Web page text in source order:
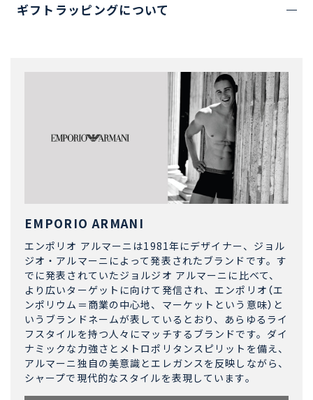
ギフトラッピングについて
EMPORIO ARMANI
エンポリオ アルマーニは1981年にデザイナー、ジョル
ジオ・アルマーニによって発表されたブランドです。す
でに発表されていたジョルジオ アルマーニに比べて、
より広いターゲットに向けて発信され、エンポリオ（エ
ンポリウム＝商業の中心地、マーケットという意味）と
いうブランドネームが表しているとおり、あらゆるライ
フスタイルを持つ人々にマッチするブランドです。ダイ
ナミックな力強さとメトロポリタンスピリットを備え、
アルマーニ独自の美意識とエレガンスを反映しながら、
シャープで現代的なスタイルを表現しています。